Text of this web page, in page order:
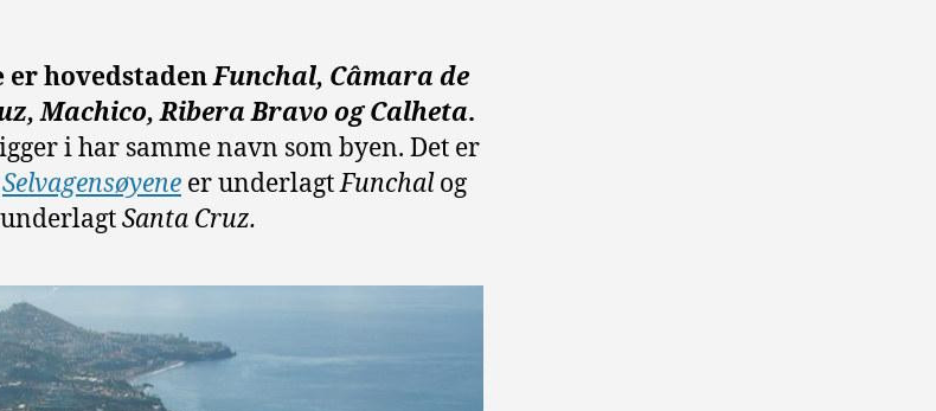
er hovedstadenFunchal, Câmara de
Machico, Ribera Bravo og Calheta.
i har samme navn som byen. Det er
Selvagensøyene er underlagtFunchalog
Santa Cruz.